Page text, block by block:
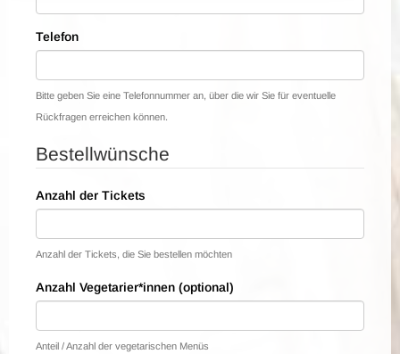
Telefon
Bitte geben Sie eine Telefonnummer an, über die wir Sie für eventuelle
Rückfragen erreichen können.
Bestellwünsche
Anzahl der Tickets
Anzahl der Tickets, die Sie bestellen möchten
Anzahl Vegetarier*innen (optional)
Anteil / Anzahl der vegetarischen Menüs